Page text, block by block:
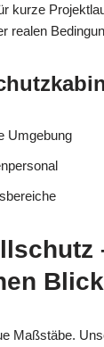
kurze
realen
Umgebung
Blick
Maßstäbe.